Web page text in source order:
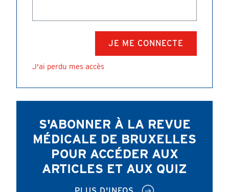
J'ai perdu mes accès
S'ABONNER À LA REVUE
MÉDICALE DE BRUXELLES
POUR ACCÉDER AUX
ARTICLES ET AUX QUIZ